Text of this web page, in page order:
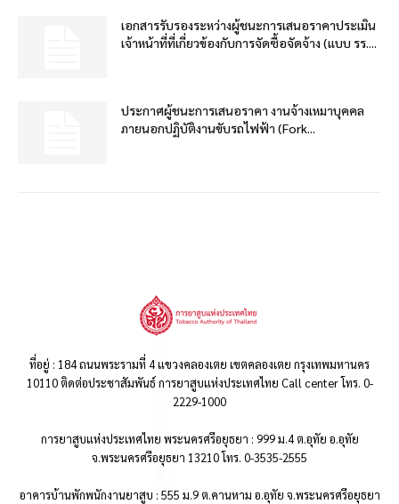
เอกสารรับรองระหว่างผู้ชนะการเสนอราคาประเมิน
เจ้าหน้าที่ที่เกี่ยวข้องกับการจัดซื้อจัดจ้าง (แบบ รร....
ประกาศผู้ชนะการเสนอราคา งานจ้างเหมาบุคคล
ภายนอกปฏิบัติงานขับรถไฟฟ้า (Fork...
ที่อยู่ : 184 ถนนพระรามที่ 4 แขวงคลองเตย เขตคลองเตย กรุงเทพมหานคร
10110 ติดต่อประชาสัมพันธ์ การยาสูบแห่งประเทศไทย Call center โทร. 0-
2229-1000
การยาสูบแห่งประเทศไทย พระนครศรีอยุธยา : 999 ม.4 ต.อุทัย อ.อุทัย
จ.พระนครศรีอยุธยา 13210 โทร. 0-3535-2555
อาคารบ้านพักพนักงานยาสูบ : 555 ม.9 ต.คานหาม อ.อุทัย จ.พระนครศรีอยุธยา